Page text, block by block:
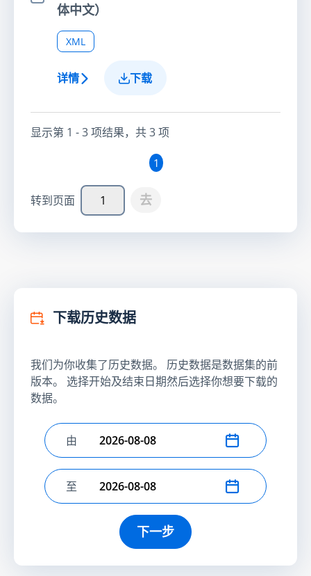
选择项目体中文）
XML
详情 下载
显示第 1 - 3项结果，共3项
1
转到页面 去
下载历史数据
我们为你收集了历史数据。 历史数据是数据集的前
版本。 选择开始及结束日期然后选择你想要下载的
数据。
选择开始日期
由
选择结束日期
至
下一步